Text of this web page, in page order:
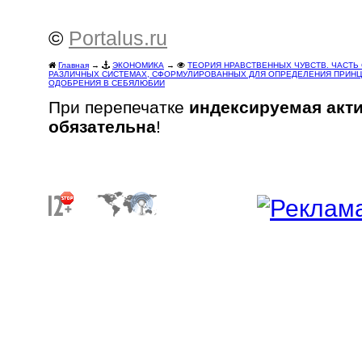
© Portalus.ru
Главная → ЭКОНОМИКА →
ТЕОРИЯ НРАВСТВЕННЫХ ЧУВСТВ.
РАЗЛИЧНЫХ СИСТЕМАХ, СФОРМУЛИРОВАННЫХ ДЛЯ ОПРЕДЕЛЕНИЯ
ОДОБРЕНИЯ В СЕБЯЛЮБИИ
При перепечатке индексируемая
обязательна!